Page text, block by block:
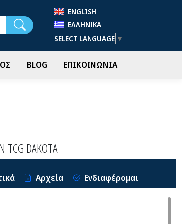
ENGLISH
ΕΛΛΗΝΙΚΆ
SELECT LANGUAGE ▼
BLOG ΕΠΙΚΟΙΝΩΝΙΑ
DAKOTA
Αρχεία Ενδιαφέρομαι